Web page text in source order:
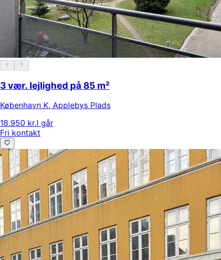
3 vær. lejlighed på 85 m²
København K, Applebys Plads
18.950 kr.I går
Fri kontakt